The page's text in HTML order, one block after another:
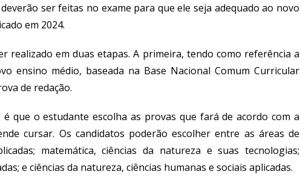
ser feitas no exame para que ele seja adequado ao novo
em 2024.
realizado em duas etapas. A primeira, tendo como referência a
ensino médio, baseada na Base Nacional Comum Curricular
de redação.
que o estudante escolha as provas que fará de acordo com a
cursar. Os candidatos poderão escolher entre as áreas de
matemática, ciências da natureza e suas tecnologias;
e ciências da natureza, ciências humanas e sociais aplicadas.